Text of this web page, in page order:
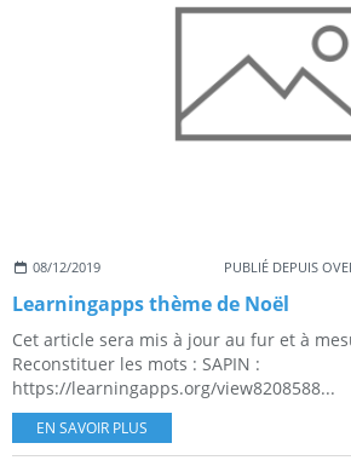
08/12/2019 PUBLIÉ DEPUIS
Learningapps thème de Noël
Cet article sera mis à jour au fur et à
Reconstituer les mots : SAPIN :
https://learningapps.org/view8208588...
EN SAVOIR PLUS